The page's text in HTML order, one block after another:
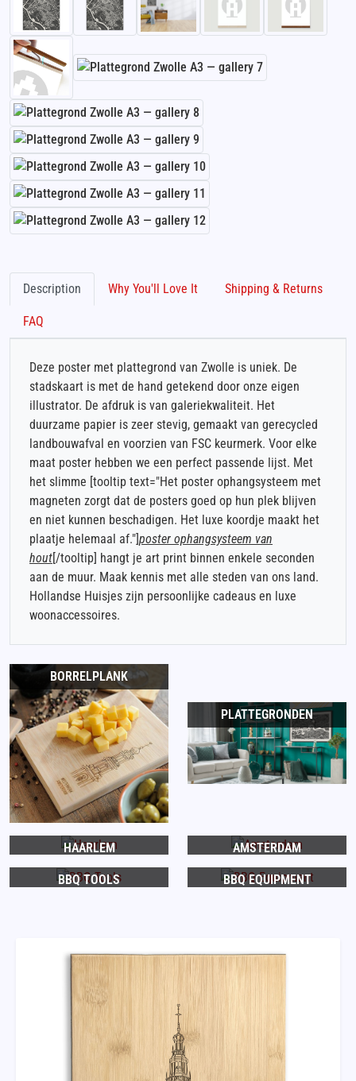
Description Why You'll Love It Shipping & Returns
FAQ
Deze poster met plattegrond van Zwolle is uniek. De
stadskaart is met de hand getekend door onze eigen
illustrator. De afdruk is van galeriekwaliteit. Het
duurzame papier is zeer stevig, gemaakt van gerecycled
landbouwafval en voorzien van FSC keurmerk. Voor elke
maat poster hebben we een perfect passende lijst. Met
het slimme [tooltip text="Het poster ophangsysteem met
magneten zorgt dat de posters goed op hun plek blijven
en niet kunnen beschadigen. Het luxe koordje maakt het
plaatje helemaal af."]poster ophangsysteem van
hout[/tooltip] hangt je art print binnen enkele seconden
aan de muur. Maak kennis met alle steden van ons land.
Hollandse Huisjes zijn persoonlijke cadeaus en luxe
woonaccessoires.
BORRELPLANK
PLATTEGRONDEN
HAARLEM AMSTERDAM
BBQ TOOLS BBQ EQUIPMENT